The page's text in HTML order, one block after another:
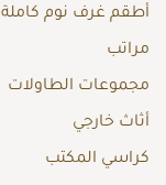
أطقم غرف نوم كاملة
مراتب
مجموعات الطاولات
أثاث خارجي
كراسي المكتب